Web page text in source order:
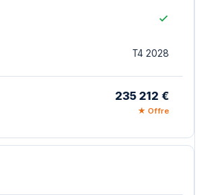
T4 2028
235 212 €
★ Offre